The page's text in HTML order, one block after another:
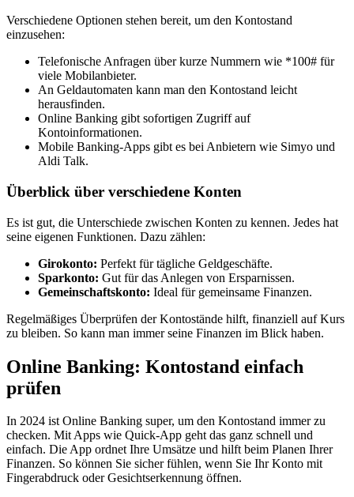
Verschiedene Optionen stehen bereit, um den Kontostand
einzusehen:
Telefonische Anfragen über kurze Nummern wie *100# für
viele Mobilanbieter.
An Geldautomaten kann man den Kontostand leicht
herausfinden.
Online Banking gibt sofortigen Zugriff auf
Kontoinformationen.
Mobile Banking-Apps gibt es bei Anbietern wie Simyo und
Aldi Talk.
Überblick über verschiedene Konten
Es ist gut, die Unterschiede zwischen Konten zu kennen. Jedes hat
seine eigenen Funktionen. Dazu zählen:
Girokonto: Perfekt für tägliche Geldgeschäfte.
Sparkonto: Gut für das Anlegen von Ersparnissen.
Gemeinschaftskonto: Ideal für gemeinsame Finanzen.
Regelmäßiges Überprüfen der Kontostände hilft, finanziell auf Kurs
zu bleiben. So kann man immer seine Finanzen im Blick haben.
Online Banking: Kontostand einfach
prüfen
In 2024 ist Online Banking super, um den Kontostand immer zu
checken. Mit Apps wie Quick-App geht das ganz schnell und
einfach. Die App ordnet Ihre Umsätze und hilft beim Planen Ihrer
Finanzen. So können Sie sicher fühlen, wenn Sie Ihr Konto mit
Fingerabdruck oder Gesichtserkennung öffnen.